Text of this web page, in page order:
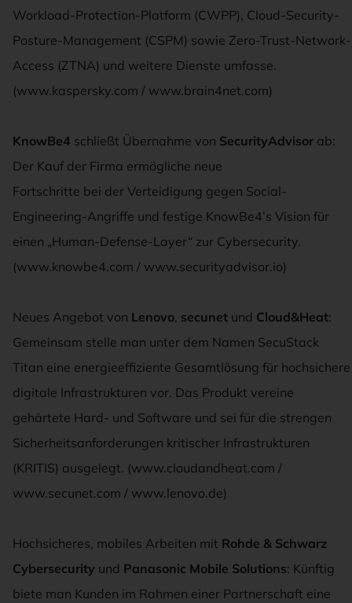
Workload-Protection-Platform (CWPP), Cloud-Security-
Posture-Management (CSPM) sowie Zero-Trust-Network-
Access (ZTNA) und weitere Dienste umfasse.
(www.kaspersky.com / www.brain4net.com)
KnowBe4 schließt Übernahme von SecurityAdvisor ab:
Der Kauf der Firma ermögliche neue
Fortschritte bei der Verteidigung gegen Social-
Engineering-Angriffe und festige KnowBe4’s Vision für
einen „Human-Defense-Layer“ zur Cybersecurity.
(www.knowbe4.com / www.securityadvisor.io)
Neues Angebot von Lenovo, secunet und Cloud&Heat:
Gemeinsam stelle man unter dem Namen SecuStack
Titan eine energieeffiziente Gesamtlösung für hochsichere
digitale Infrastrukturen vor. Das Produkt vereine
gehärtete Hard- und Software und sei für die strengen
Sicherheitsanforderungen kritischer Infrastrukturen
(KRITIS) ausgelegt. (www.cloudandheat.com /
www.secunet.com / www.lenovo.de)
Hochsicheres, mobiles Arbeiten mit Rohde & Schwarz
Cybersecurity und Panasonic Mobile Solutions: Künftig
biete man Kunden im Rahmen einer Partnerschaft eine